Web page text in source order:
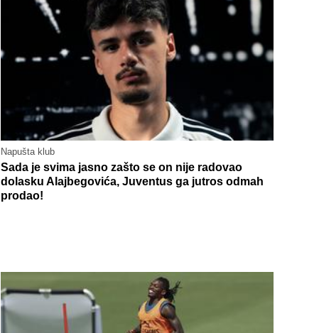
Napušta klub
Sada je svima jasno zašto se on nije radovao
dolasku Alajbegovića, Juventus ga jutros odmah
prodao!